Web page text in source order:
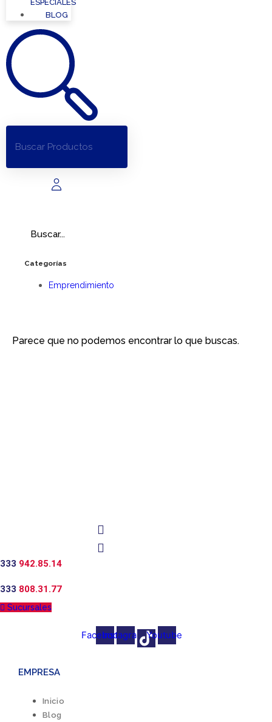
ESPECIALES
BLOG
Categorías
Emprendimiento
Parece que no podemos encontrar lo que buscas.
333 942.85.14
333 808.31.77
Sucursales
FacebookInstagramYoutube
EMPRESA
Inicio
Blog